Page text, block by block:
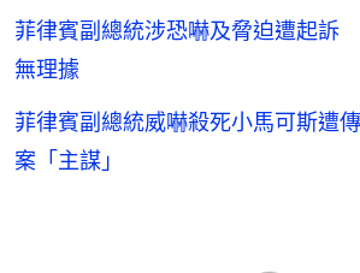
菲律賓副總統涉恐嚇及脅迫遭起訴
無理據
菲律賓副總統威嚇殺死小馬可斯遭
案「主謀」